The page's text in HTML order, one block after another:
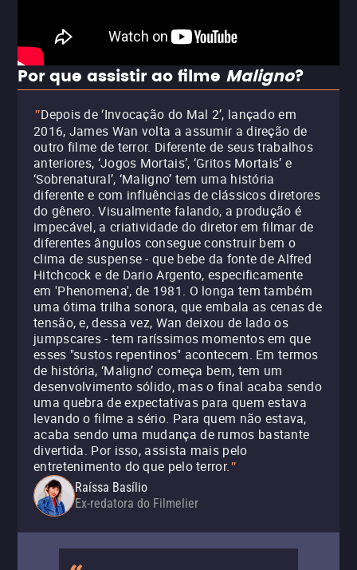
Por que assistir ao filme Maligno?
"Depois de ‘Invocação do Mal 2’, lançado em
2016, James Wan volta a assumir a direção de
outro filme de terror. Diferente de seus trabalhos
anteriores, ‘Jogos Mortais’, ‘Gritos Mortais’ e
‘Sobrenatural’, ‘Maligno’ tem uma história
diferente e com influências de clássicos diretores
do gênero. Visualmente falando, a produção é
impecável, a criatividade do diretor em filmar de
diferentes ângulos consegue construir bem o
clima de suspense - que bebe da fonte de Alfred
Hitchcock e de Dario Argento, especificamente
em 'Phenomena', de 1981. O longa tem também
uma ótima trilha sonora, que embala as cenas de
tensão, e, dessa vez, Wan deixou de lado os
jumpscares - tem raríssimos momentos em que
esses "sustos repentinos" acontecem. Em termos
de história, ‘Maligno’ começa bem, tem um
desenvolvimento sólido, mas o final acaba sendo
uma quebra de expectativas para quem estava
levando o filme a sério. Para quem não estava,
acaba sendo uma mudança de rumos bastante
divertida. Por isso, assista mais pelo
entretenimento do que pelo terror."
Raíssa Basílio
Ex-redatora do Filmelier